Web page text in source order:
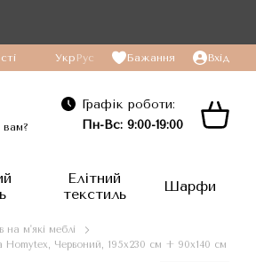
Укр Рус Бажання Вхід
Графік роботи:
Пн-Вс: 9:00-19:00
Елітний
текстиль
Шарфи
на м'які меблі
Червоний, 195x230 см + 90x140 см